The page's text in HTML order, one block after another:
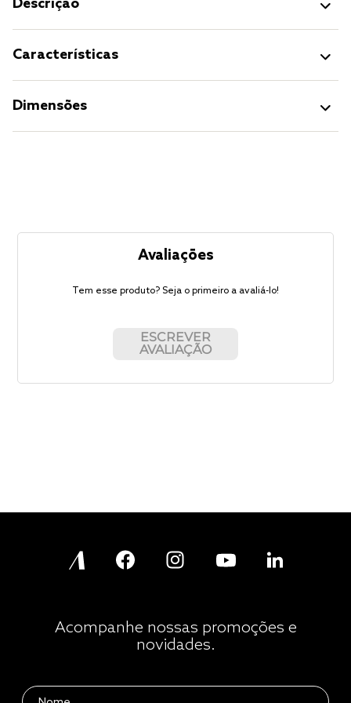
Descrição
Características
Dimensões
Avaliações
Tem esse produto? Seja o primeiro a avaliá-lo!
ESCREVER
AVALIAÇÃO
Acompanhe nossas promoções e
novidades.